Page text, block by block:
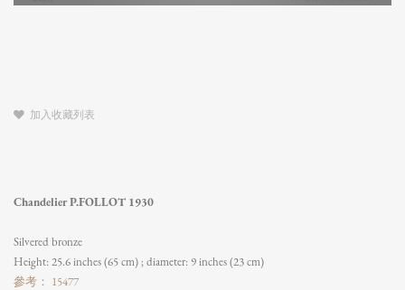
加入收藏列表
Chandelier P.FOLLOT 1930
Silvered bronze
Height: 25.6 inches (65 cm) ; diameter: 9 inches (23 cm)
參考： 15477